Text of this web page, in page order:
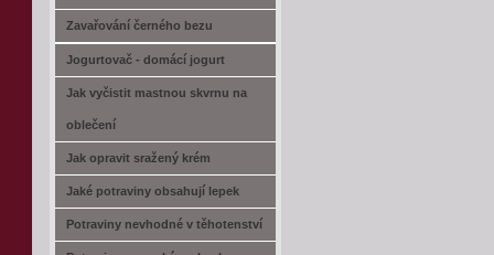
Zavařování černého bezu
Jogurtovač - domácí jogurt
Jak vyčistit mastnou skvrnu na
oblečení
Jak opravit sražený krém
Jaké potraviny obsahují lepek
Potraviny nevhodné v těhotenství